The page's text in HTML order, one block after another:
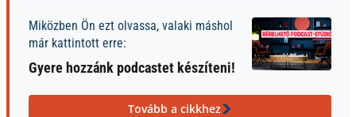
Miközben Ön ezt olvassa, valaki máshol
már kattintott erre:
Gyere hozzánk podcastet készíteni!
Tovább a cikkhez